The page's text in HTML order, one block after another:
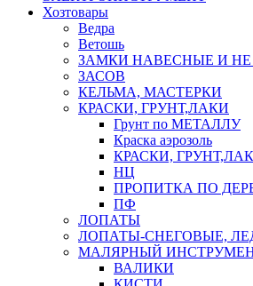
Хозтовары
Ведра
Ветошь
ЗАМКИ НАВЕСНЫЕ И НЕ
ЗАСОВ
КЕЛЬМА, МАСТЕРКИ
КРАСКИ, ГРУНТ,ЛАКИ
Грунт по МЕТАЛЛУ
Краска аэрозоль
КРАСКИ,
НЦ
ПРОПИТКА ПО
ПФ
ЛОПАТЫ
ЛОПАТЫ-СНЕГОВЫЕ,
МАЛЯРНЫЙ
ВАЛИКИ